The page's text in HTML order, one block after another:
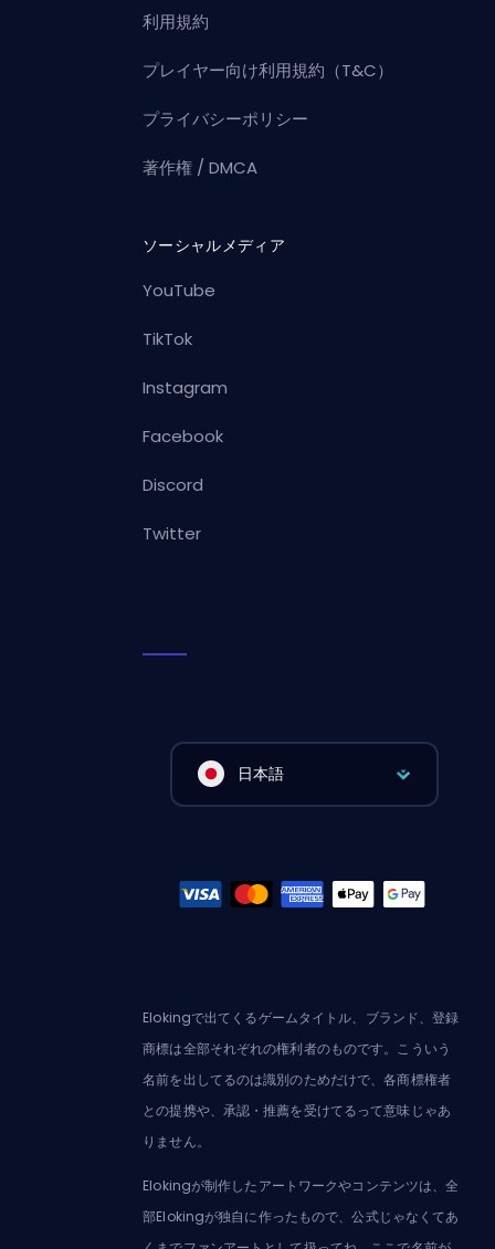
利用規約
プレイヤー向け利用規約（T&C）
プライバシーポリシー
著作権 / DMCA
ソーシャルメディア
YouTube
TikTok
Instagram
Facebook
Discord
Twitter
日本語
Elokingで出てくるゲームタイトル、ブランド、登録
商標は全部それぞれの権利者のものです。こういう
名前を出してるのは識別のためだけで、各商標権者
との提携や、承認・推薦を受けてるって意味じゃあ
りません。
Elokingが制作したアートワークやコンテンツは、全
部Elokingが独自に作ったもので、公式じゃなくてあ